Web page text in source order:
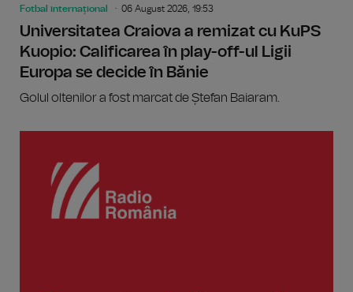
Fotbal internațional 06 August 2026, 19:53
Universitatea Craiova a remizat cu KuPS
Kuopio: Calificarea în play-off-ul Ligii
Europa se decide în Bănie
Golul oltenilor a fost marcat de Ștefan Baiaram.